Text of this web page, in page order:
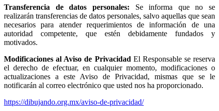
Transferencia de datos personales: Se informa que no se
realizarán transferencias de datos personales, salvo aquellas que sean
necesarios para atender requerimientos de información de una
autoridad competente, que estén debidamente fundados y
motivados.
Modificaciones al Aviso de Privacidad El Responsable se reserva
el derecho de efectuar, en cualquier momento, modificaciones o
actualizaciones a este Aviso de Privacidad, mismas que se le
notificarán al correo electrónico que usted nos ha proporcionado.
https://dibujando.org.mx/aviso-de-privacidad/